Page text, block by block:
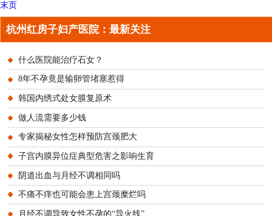
末页
杭州红房子妇产医院：最新关注
什么医院能治疗石女？
8年不孕竟是输卵管堵塞惹得
韩国内绣式处女膜复原术
做人流需要多少钱
专家揭秘女性怎样预防宫颈肥大
子宫内膜异位症典型危害之影响生育
阴道出血与月经不调相同吗
不痛不痒也可能会患上宫颈糜烂吗
月经不调导致女性不孕的“导火线”